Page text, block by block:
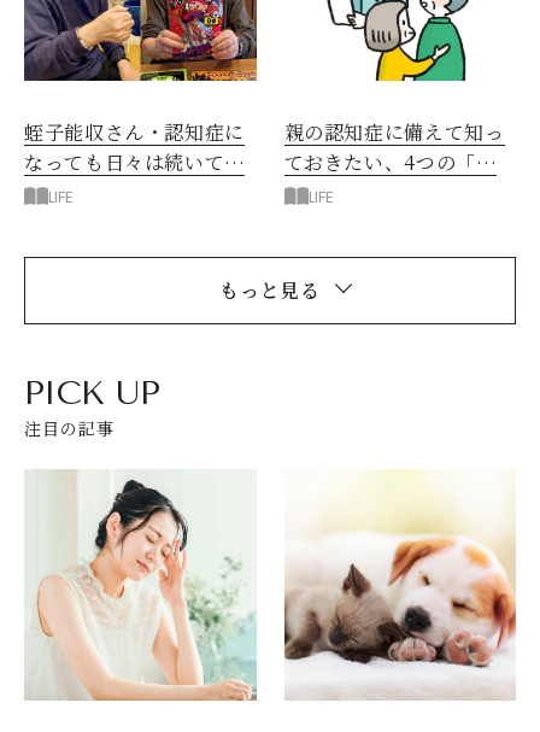
蛭子能収さん・認知症に
なっても日々は続いてい
く LIFE
親の認知症に備えて知っ
ておきたい、4つの「も
しも」
LIFE
もっと見る
PICK UP
注目の記事